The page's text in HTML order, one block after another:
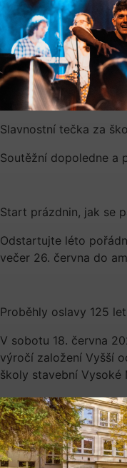
Slavnostní tečka za
Soutěžní dopoledne a
Start prázdnin, jak se
Odstartujte léto
večer 26. června do
Proběhly oslavy 125
V sobotu 18. června
výročí založení Vyšší
školy stavební Vysoké